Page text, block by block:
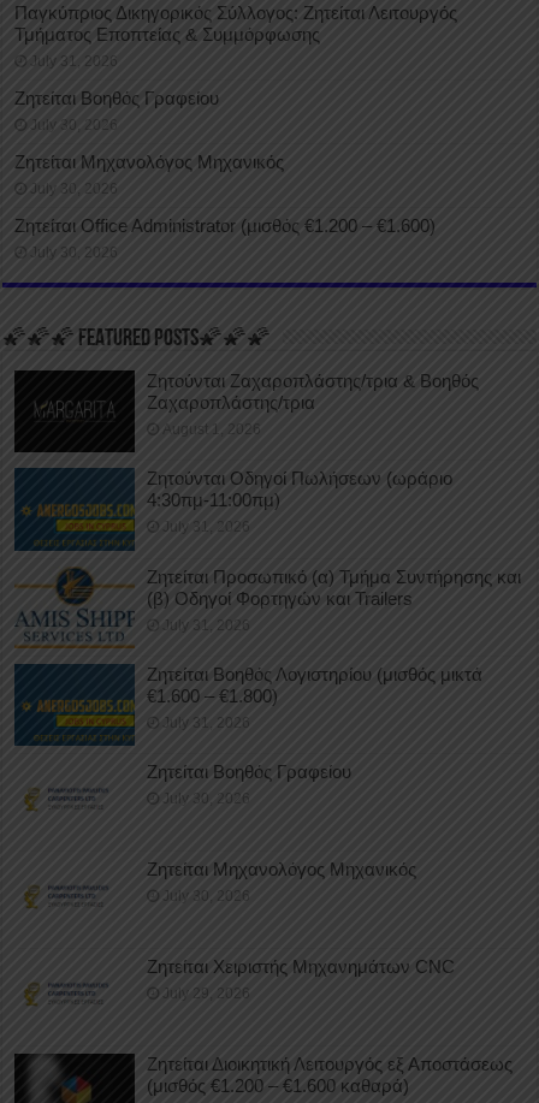
Παγκύπριος Δικηγορικός Σύλλογος: Ζητείται Λειτουργός
Τμήματος Εποπτείας & Συμμόρφωσης
July 31, 2026
Ζητείται Βοηθός Γραφείου
July 30, 2026
Ζητείται Μηχανολόγος Μηχανικός
July 30, 2026
Ζητείται Office Administrator (μισθός €1.200 – €1.600)
July 30, 2026
🌠🌠🌠 FEATURED POSTS🌠🌠🌠
Ζητούνται Ζαχαροπλάστης/τρια & Βοηθός
Ζαχαροπλάστης/τρια
August 1, 2026
Ζητούνται Οδηγοί Πωλήσεων (ωράριο
4:30πμ-11:00πμ)
July 31, 2026
Ζητείται Προσωπικό (α) Τμήμα Συντήρησης και
(β) Οδηγοί Φορτηγών και Trailers
July 31, 2026
Ζητείται Βοηθός Λογιστηρίου (μισθός μικτά
€1.600 – €1.800)
July 31, 2026
Ζητείται Βοηθός Γραφείου
July 30, 2026
Ζητείται Μηχανολόγος Μηχανικός
July 30, 2026
Ζητείται Χειριστής Μηχανημάτων CNC
July 29, 2026
Ζητείται Διοικητική Λειτουργός εξ Αποστάσεως
(μισθός €1.200 – €1.600 καθαρά)